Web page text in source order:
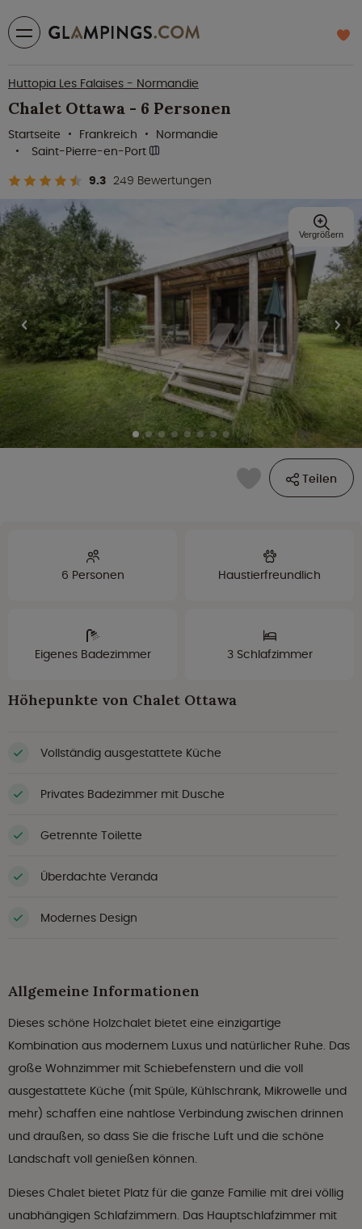
Huttopia Les Falaises - Normandie
Chalet Ottawa - 6 Personen
9.3 249 Bewertungen
Startseite Frankreich
Normandie
Saint-Pierre-en-Port
Teilen
Vergrößern
6 Personen Haustierfreundlich
Eigenes Badezimmer 3 Schlafzimmer
Höhepunkte von Chalet Ottawa
Vollständig ausgestattete Küche
Privates Badezimmer mit Dusche
Getrennte Toilette
Überdachte Veranda
Modernes Design
Allgemeine Informationen
Dieses schöne Holzchalet bietet eine einzigartige
Kombination aus modernem Luxus und natürlicher Ruhe. Das
große Wohnzimmer mit Schiebefenstern und die voll
ausgestattete Küche (mit Spüle, Kühlschrank, Mikrowelle und
mehr) schaffen eine nahtlose Verbindung zwischen drinnen
und draußen, so dass Sie die frische Luft und die schöne
Landschaft voll genießen können.
Dieses Chalet bietet Platz für die ganze Familie mit drei völlig
unabhängigen Schlafzimmern. Das Hauptschlafzimmer mit